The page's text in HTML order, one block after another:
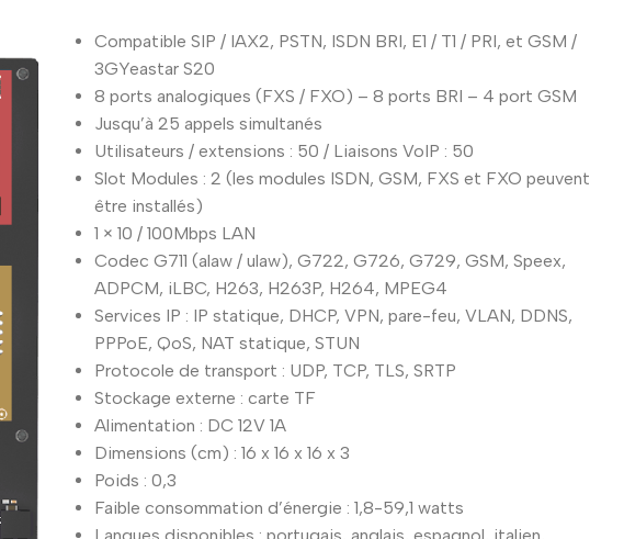
Compatible SIP / IAX2, PSTN, ISDN BRI, E1 / T1 / PRI, et GSM /
3GYeastar S20
8 ports analogiques (FXS / FXO) – 8 ports BRI – 4 port GSM
Jusqu’à 25 appels simultanés
Utilisateurs / extensions : 50 / Liaisons VoIP : 50
Slot Modules : 2 (les modules ISDN, GSM, FXS et FXO peuvent
être installés)
1 × 10 / 100Mbps LAN
Codec G711 (alaw / ulaw), G722, G726, G729, GSM, Speex,
ADPCM, iLBC, H263, H263P, H264, MPEG4
Services IP : IP statique, DHCP, VPN, pare-feu, VLAN, DDNS,
PPPoE, QoS, NAT statique, STUN
Protocole de transport : UDP, TCP, TLS, SRTP
Stockage externe : carte TF
Alimentation : DC 12V 1A
Dimensions (cm) : 16 x 16 x 16 x 3
Poids : 0,3
Faible consommation d’énergie : 1,8-59,1 watts
Langues disponibles : portugais, anglais, espagnol, italien,